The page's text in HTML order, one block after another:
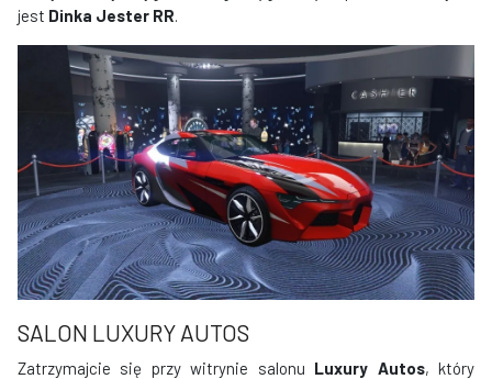
jest Dinka Jester RR
SALON LUXURY AUTOS
Zatrzymajcie się przy witrynie salonu Luxury Autos, który